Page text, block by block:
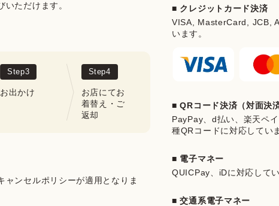
ただけます。
Step3
お出かけ
Step4
お店にてお
着替え・ご
返却
ャンセルポリシーが適用となりま
■ クレジットカード決済
VISA, MasterCard, JCB,
います。
■ QRコード決済（対面決済
PayPay、d払い、楽天ペ
種QRコードに対応してい
■ 電子マネー
QUICPay、iDに対応してい
■ 交通系電子マネー